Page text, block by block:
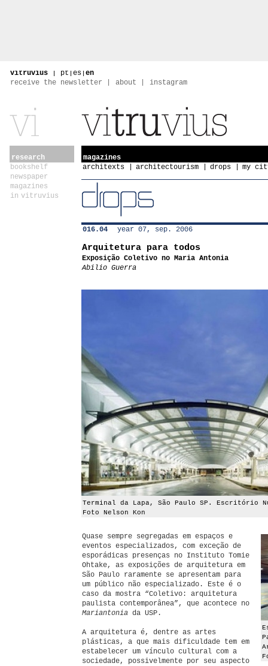
vitruvius | pt | es | en
receive the newsletter
about instagram
research
bookshelf
newspaper
magazines
in vitruvius
magazines
architexts
architectourism drops my
016.04 year 07, sep. 2006
Arquitetura para todos
Exposição Coletivo no Maria Antonia
Abilio Guerra
Terminal da Lapa, São Paulo SP. Escritório
Foto Nelson Kon
Quase sempre segregadas em espaços e
eventos especializados, com exceção de
esporádicas presenças no Instituto Tomie
Ohtake, as exposições de arquitetura em
São Paulo raramente se apresentam para
um público não especializado. Este é o
caso da mostra “Coletivo: arquitetura
paulista contemporânea”, que acontece no
Mariantonia da USP.
A arquitetura é, dentre as artes
plásticas, a que mais dificuldade tem em
estabelecer um vínculo cultural com a
sociedade, possivelmente por seu aspecto